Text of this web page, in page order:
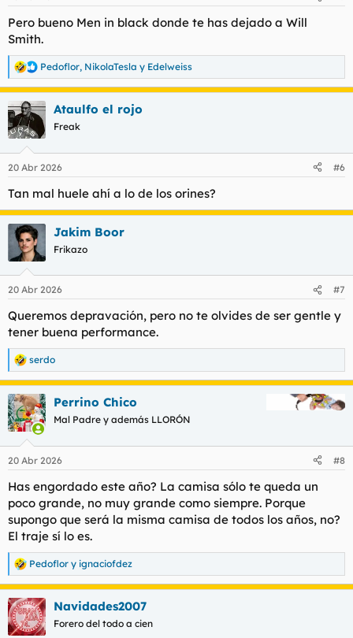
:
Pero bueno Men in black donde te has dejado a Will
Smith.
R
e
a
c
c
i
e
:
Pedoflor, NikolaTesla y Edelweiss
Ataulfo el rojo
Freak
20 Abr 2026 #6
Tan mal huele ahí a lo de los orines?
Jakim Boor
Frikazo
20 Abr 2026 #7
Queremos depravación, pero no te olvides de ser gentle y
tener buena performance.
R
e
a
c
c
i
e
:
serdo
Perrino Chico
Mal Padre y además LLORÓN
20 Abr 2026 #8
Has engordado este año? La camisa sólo te queda un
poco grande, no muy grande como siempre. Porque
supongo que será la misma camisa de todos los años, no?
El traje sí lo es.
R
e
a
c
c
i
Pedoflor y ignaciofdez
Navidades2007
Forero del todo a cien